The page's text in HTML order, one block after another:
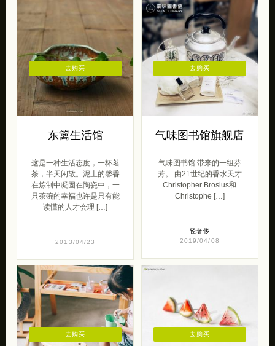
东篱生活馆
这是一种生活态度，一杯茗
茶，半天闲散。泥土的馨香
在炼制中凝固在陶瓷中，一
只茶碗的幸福也许是只有能
读懂的人才会理 […]
2013/04/23
去购买
气味图书馆旗舰店
气味图书馆 带来的一组芬
芳。 由21世纪的香水天才
Christopher Brosius和
Christophe […]
轻奢侈
2019/04/08
去购买
去购买 去购买